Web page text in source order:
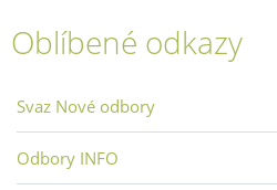
Oblíbené odkazy
Svaz Nové odbory
Odbory INFO